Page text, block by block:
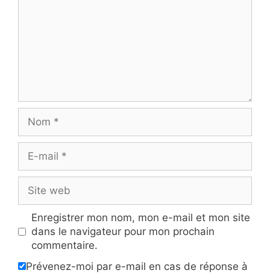
mail
web
Enregistrer mon nom, mon e-mail et mon site
dans le navigateur pour mon prochain
commentaire.
Prévenez-moi par e-mail en cas de réponse à